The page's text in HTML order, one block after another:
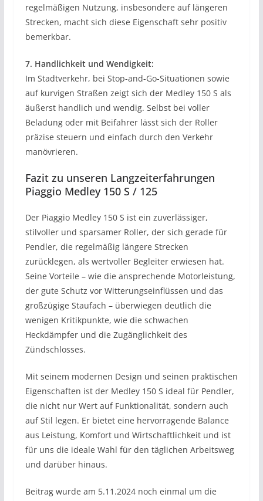
regelmäßigen Nutzung, insbesondere auf längeren
Strecken, macht sich diese Eigenschaft sehr positiv
bemerkbar.
7. Handlichkeit und Wendigkeit:
Im Stadtverkehr, bei Stop-and-Go-Situationen sowie
auf kurvigen Straßen zeigt sich der Medley 150 S als
äußerst handlich und wendig. Selbst bei voller
Beladung oder mit Beifahrer lässt sich der Roller
präzise steuern und einfach durch den Verkehr
manövrieren.
Fazit zu unseren Langzeiterfahrungen
Piaggio Medley 150 S / 125
Der Piaggio Medley 150 S ist ein zuverlässiger,
stilvoller und sparsamer Roller, der sich gerade für
Pendler, die regelmäßig längere Strecken
zurücklegen, als wertvoller Begleiter erwiesen hat.
Seine Vorteile – wie die ansprechende Motorleistung,
der gute Schutz vor Witterungseinflüssen und das
großzügige Staufach – überwiegen deutlich die
wenigen Kritikpunkte, wie die schwachen
Heckdämpfer und die Zugänglichkeit des
Zündschlosses.
Mit seinem modernen Design und seinen praktischen
Eigenschaften ist der Medley 150 S ideal für Pendler,
die nicht nur Wert auf Funktionalität, sondern auch
auf Stil legen. Er bietet eine hervorragende Balance
aus Leistung, Komfort und Wirtschaftlichkeit und ist
für uns die ideale Wahl für den täglichen Arbeitsweg
und darüber hinaus.
Beitrag wurde am 5.11.2024 noch einmal um die